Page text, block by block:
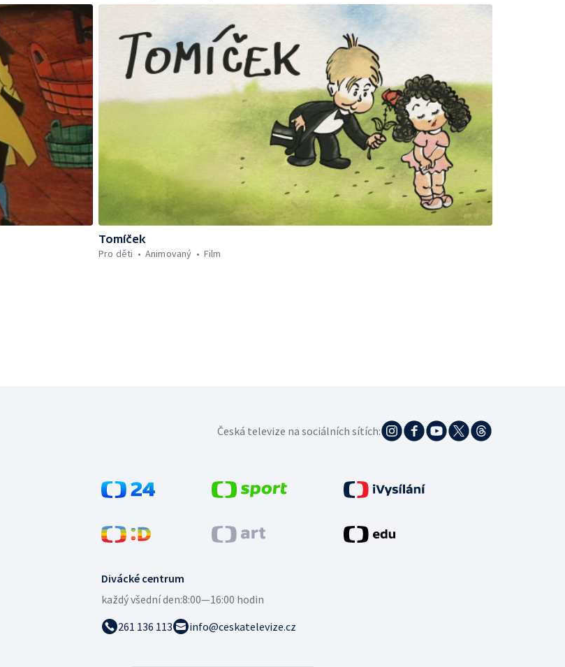
Tomíček
Pro děti
Animovaný Film
Divácké centrum
každý všední den:8:00—16:00 hodin
261 136 113
info@ceskatelevize.cz
Česká televize na sociálních sítích: